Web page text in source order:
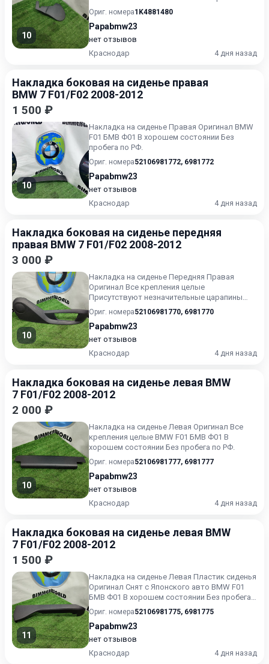
10
отображено Skoda Octavia 2 A5 RS Шк...
Ориг. номера1K4881480
Papabmw23
нет отзывов
Краснодар
4 дня назад
Накладка боковая на сиденье правая
BMW 7 F01/F02 2008-2012
1 500 ₽
10
Накладка на сиденье Правая Оригинал BMW
F01 БМВ Ф01 В хорошем состоянии Без
пробега по РФ.
Ориг. номера52106981772, 6981772
Papabmw23
нет отзывов
Краснодар
4 дня назад
Накладка боковая на сиденье передняя
правая BMW 7 F01/F02 2008-2012
3 000 ₽
10
Накладка на сиденье Передняя Правая
Оригинал Все крепления целые
Присутствуют незначительные царапины
BMW F01 БМВ Ф01 В хорошем состоянии Бе...
Ориг. номера52106981770, 6981770
Papabmw23
нет отзывов
Краснодар
4 дня назад
Накладка боковая на сиденье левая BMW
7 F01/F02 2008-2012
2 000 ₽
10
Накладка на сиденье Левая Оригинал Все
крепления целые BMW F01 БМВ Ф01 В
хорошем состоянии Без пробега по РФ.
Ориг. номера52106981777, 6981777
Papabmw23
нет отзывов
Краснодар
4 дня назад
Накладка боковая на сиденье левая BMW
7 F01/F02 2008-2012
1 500 ₽
11
Накладка на сиденье Левая Пластик сиденья
Оригинал Снят с Японского авто BMW F01
БМВ Ф01 В хорошем состоянии Без пробега
по РФ.
Ориг. номера52106981775, 6981775
Papabmw23
нет отзывов
Краснодар
4 дня назад